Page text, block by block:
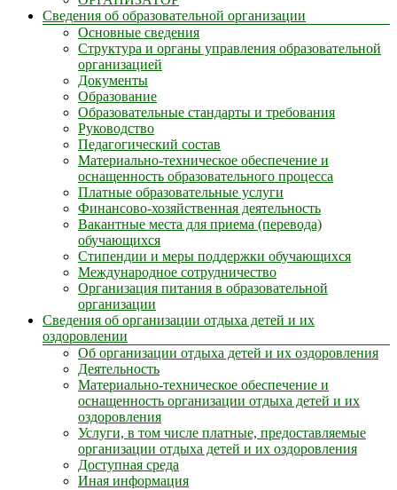
Сведения об образовательной организации
Основные сведения
Структура и органы управления образовательной
организацией
Документы
Образование
Образовательные стандарты и требования
Руководство
Педагогический состав
Материально-техническое обеспечение и
оснащенность образовательного процесса
Платные образовательные услуги
Финансово-хозяйственная деятельность
Вакантные места для приема (перевода)
обучающихся
Стипендии и меры поддержки обучающихся
Международное сотрудничество
Организация питания в образовательной
организации
Сведения об организации отдыха детей и их
оздоровлении
Об организации отдыха детей и их оздоровления
Деятельность
Материально-техническое обеспечение и
оснащенность организации отдыха детей и их
оздоровления
Услуги, в том числе платные, предоставляемые
организации отдыха детей и их оздоровления
Доступная среда
Иная информация